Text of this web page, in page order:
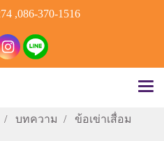
,086-370-1516
บทความ ข้อเข่าเสื่อม